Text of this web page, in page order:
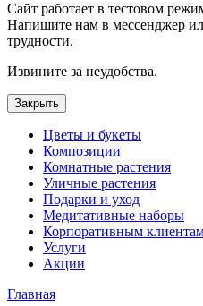
Сайт работает в тестовом
Напишите нам в мессенджер
трудности.
Извините за неудобства.
Закрыть
Цветы и букеты
Композиции
Комнатные растения
Уличные растения
Подарки и уход
Медитативные наборы
Корпоративным
Услуги
Акции
Главная